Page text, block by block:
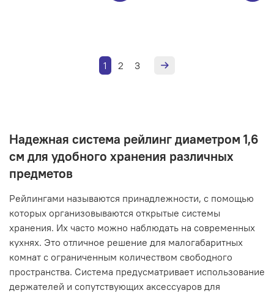
1 2 3
Надежная система рейлинг диаметром 1,6
см для удобного хранения различных
предметов
Рейлингами называются принадлежности, с помощью
которых организовываются открытые системы
хранения. Их часто можно наблюдать на современных
кухнях. Это отличное решение для малогабаритных
комнат с ограниченным количеством свободного
пространства. Система предусматривает использование
держателей и сопутствующих аксессуаров для